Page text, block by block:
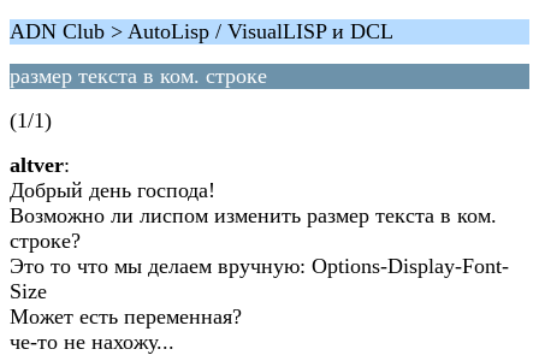
ADN Club > AutoLisp / VisualLISP и DCL
размер текста в ком. строке
(1/1)
altver:
Добрый день господа!
Возможно ли лиспом изменить размер текста в ком.
строке?
Это то что мы делаем вручную: Options-Display-Font-
Size
Может есть переменная?
че-то не нахожу...